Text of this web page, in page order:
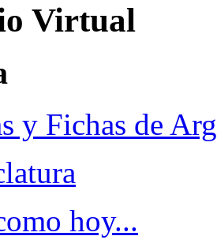
Virtual
y Fichas de
hoy...